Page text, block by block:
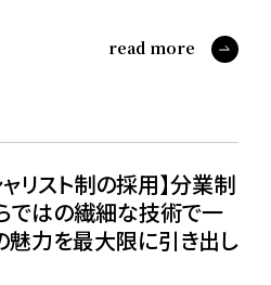
read more
リスト制の採用】分業制
ではの繊細な技術で一
魅力を最大限に引き出し